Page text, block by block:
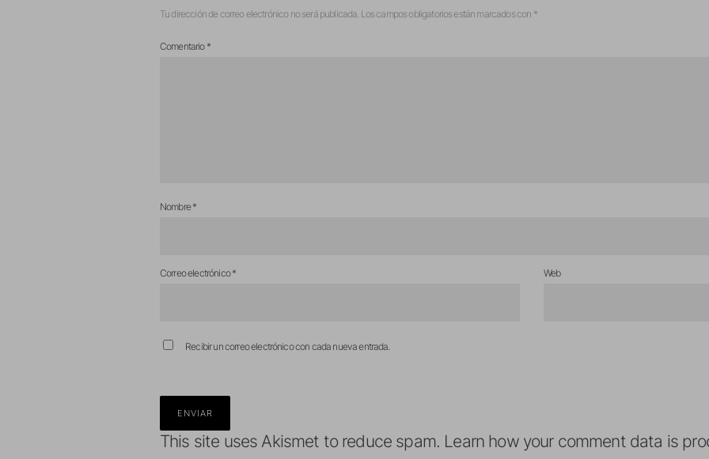
Tu dirección de correo electrónico no será publicada. Los campos obligatorios están marcados con *
Comentario *
Nombre*
Correo electrónico* Web
Recibir un correo electrónico con cada nueva entrada.
This site uses Akismet to reduce spam. Learn how your comment data is